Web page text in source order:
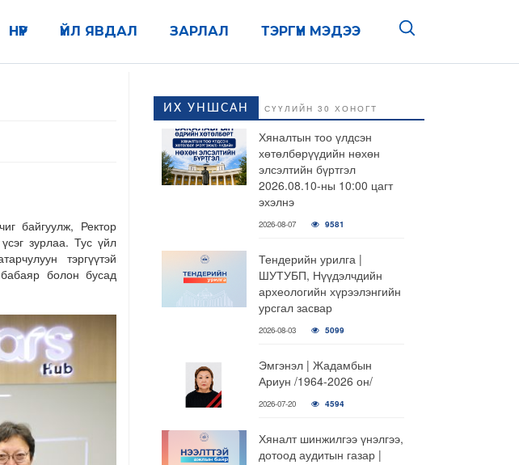
ТЭРГҮҮН МЭДЭЭ
ЗАРЛАЛ
ҮЙЛ ЯВДАЛ
НҮҮР
байгуулж, Ректор
зурлаа. Тус үйл
тэргүүтэй
болон бусад
ИХ УНШСАН СҮҮЛИЙН 30 ХОНОГТ
Хяналтын тоо үлдсэн
хөтөлбөрүүдийн нөхөн
элсэлтийн бүртгэл
2026.08.10-ны 10:00 цагт
эхэлнэ
2026-08-07 9581
Тендерийн урилга |
ШУТУБП, Нүүдэлчдийн
археологийн хүрээлэнгийн
урсгал засвар
2026-08-03 5099
Эмгэнэл | Жадамбын
Ариун /1964-2026 он/
2026-07-20 4594
Хяналт шинжилгээ үнэлгээ,
дотоод аудитын газар |